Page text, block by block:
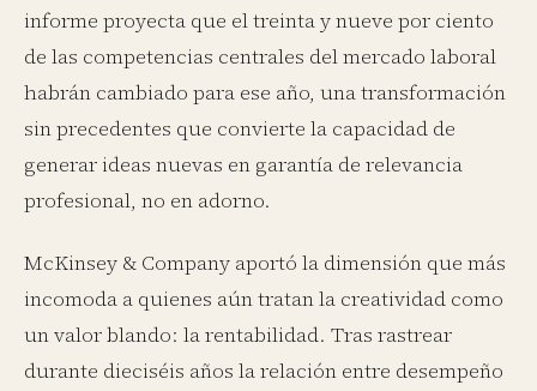
informe proyecta que el treinta y nueve por ciento
de las competencias centrales del mercado laboral
habrán cambiado para ese año, una transformación
sin precedentes que convierte la capacidad de
generar ideas nuevas en garantía de relevancia
profesional, no en adorno.
McKinsey & Company aportó la dimensión que más
incomoda a quienes aún tratan la creatividad como
un valor blando: la rentabilidad. Tras rastrear
durante dieciséis años la relación entre desempeño